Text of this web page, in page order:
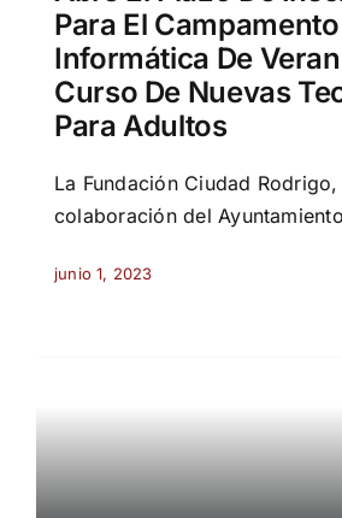
Para El
Informática De
Curso De Nuevas
Para Adultos
La Fundación Ciudad
colaboración del
junio 1, 2023